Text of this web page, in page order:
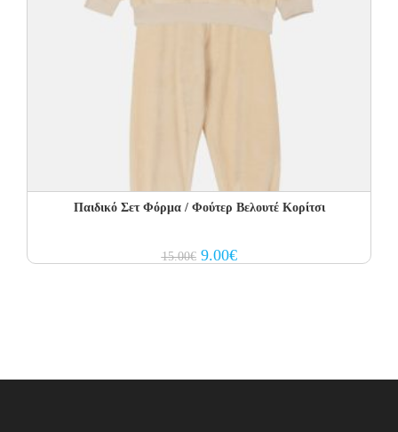
Παιδικό Σετ Φόρμα / Φούτερ Βελουτέ Κορίτσι
15.00€ Original
price
9.00€Current
price